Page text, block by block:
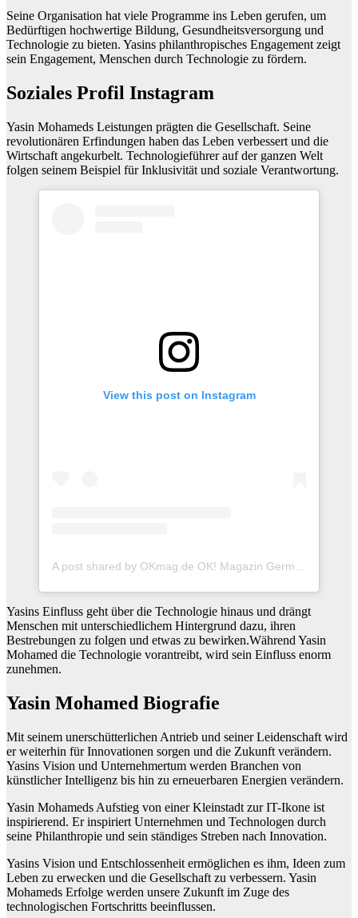
Seine Organisation hat viele Programme ins Leben gerufen, um
Bedürftigen hochwertige Bildung, Gesundheitsversorgung und
Technologie zu bieten. Yasins philanthropisches Engagement zeigt
sein Engagement, Menschen durch Technologie zu fördern.
Soziales Profil Instagram
Yasin Mohameds Leistungen prägten die Gesellschaft. Seine
revolutionären Erfindungen haben das Leben verbessert und die
Wirtschaft angekurbelt. Technologieführer auf der ganzen Welt
folgen seinem Beispiel für Inklusivität und soziale Verantwortung.
View this post on Instagram
Yasins Einfluss geht über die Technologie hinaus und drängt
Menschen mit unterschiedlichem Hintergrund dazu, ihren
Bestrebungen zu folgen und etwas zu bewirken.Während Yasin
Mohamed die Technologie vorantreibt, wird sein Einfluss enorm
zunehmen.
Yasin Mohamed Biografie
Mit seinem unerschütterlichen Antrieb und seiner Leidenschaft wird
er weiterhin für Innovationen sorgen und die Zukunft verändern.
Yasins Vision und Unternehmertum werden Branchen von
künstlicher Intelligenz bis hin zu erneuerbaren Energien verändern.
Yasin Mohameds Aufstieg von einer Kleinstadt zur IT-Ikone ist
inspirierend. Er inspiriert Unternehmen und Technologen durch
seine Philanthropie und sein ständiges Streben nach Innovation.
Yasins Vision und Entschlossenheit ermöglichen es ihm, Ideen zum
Leben zu erwecken und die Gesellschaft zu verbessern. Yasin
Mohameds Erfolge werden unsere Zukunft im Zuge des
technologischen Fortschritts beeinflussen.